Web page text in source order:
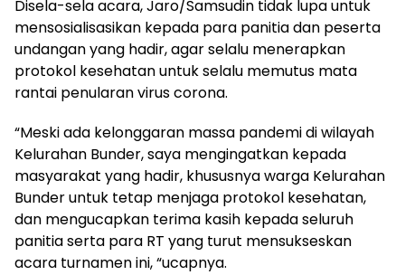
Disela-sela acara, Jaro/Samsudin tidak lupa untuk
mensosialisasikan kepada para panitia dan peserta
undangan yang hadir, agar selalu menerapkan
protokol kesehatan untuk selalu memutus mata
rantai penularan virus corona.
“Meski ada kelonggaran massa pandemi di wilayah
Kelurahan Bunder, saya mengingatkan kepada
masyarakat yang hadir, khususnya warga Kelurahan
Bunder untuk tetap menjaga protokol kesehatan,
dan mengucapkan terima kasih kepada seluruh
panitia serta para RT yang turut mensukseskan
acara turnamen ini, “ucapnya.